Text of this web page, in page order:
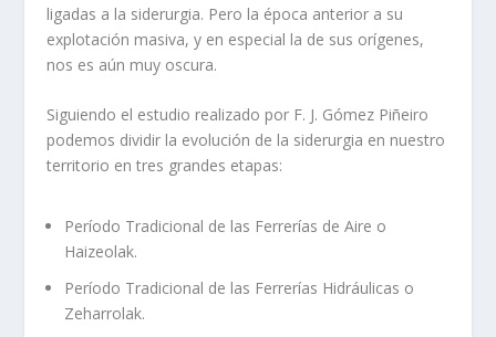
ligadas a la siderurgia. Pero la época anterior a su
explotación masiva, y en especial la de sus orígenes,
nos es aún muy oscura.
Siguiendo el estudio realizado por F. J. Gómez Piñeiro
podemos dividir la evolución de la siderurgia en nuestro
territorio en tres grandes etapas:
Período Tradicional de las Ferrerías de Aire o
Haizeolak.
Período Tradicional de las Ferrerías Hidráulicas o
Zeharrolak.